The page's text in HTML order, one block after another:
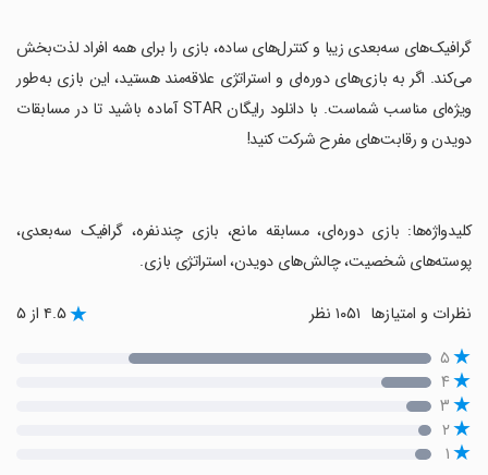
‏گرافیک‌های سه‌بعدی زیبا و کنترل‌های ساده، بازی را برای همه افراد لذت‌بخش
می‌کند. اگر به بازی‌های دوره‌ای و استراتژی علاقه‌مند هستید، این بازی به‌طور
ویژه‌ای مناسب شماست. با دانلود رایگان STAR آماده باشید تا در مسابقات
دویدن و رقابت‌های مفرح شرکت کنید!
‏کلیدواژه‌ها: بازی دوره‌ای، مسابقه مانع، بازی چندنفره، گرافیک سه‌بعدی،
پوسته‌های شخصیت، چالش‌های دویدن، استراتژی بازی.
نظرات و امتیازها ۴.۵ از ۵
۵
۴
۳
۲
۱